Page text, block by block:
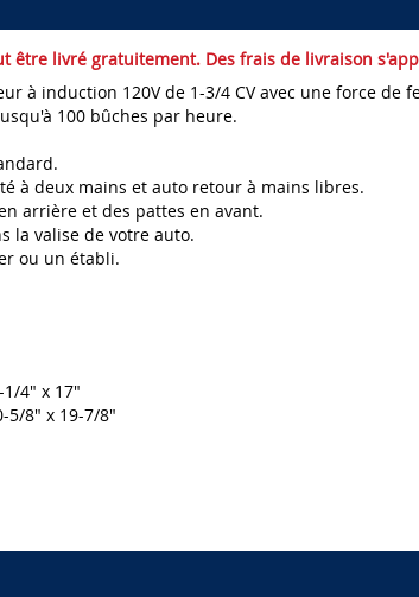
être livré gratuitement. Des frais de livraison
à induction 120V de 1-3/4 CV avec une force de
100 bûches par heure.
à deux mains et auto retour à mains libres.
arrière et des pattes en avant.
la valise de votre auto.
ou un établi.
4" x 17"
5/8" x 19-7/8"